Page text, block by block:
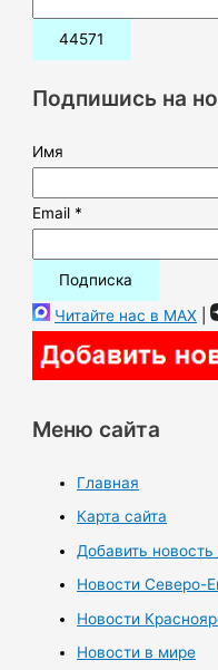
и
:Подпишись на
Имя
Email *
Читайте нас в MAX |
Меню сайта
Главная
Карта сайта
Добавить
Новости Северо-
Новости
Новости в мире